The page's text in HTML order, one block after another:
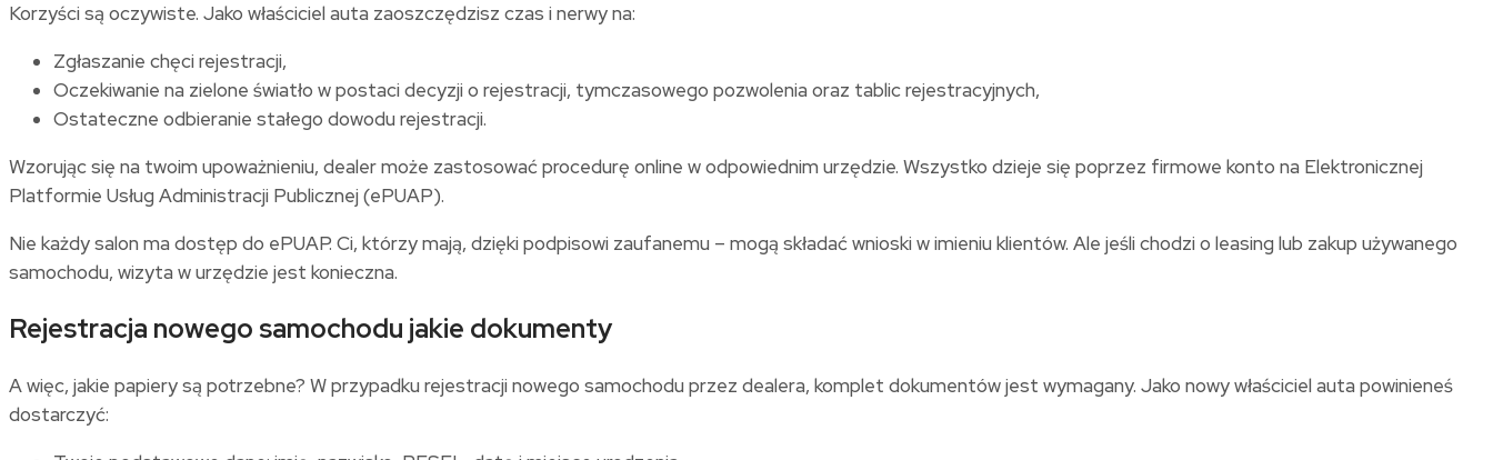
Korzyści są oczywiste. Jako właściciel auta zaoszczędzisz czas i nerwy na:
Zgłaszanie chęci rejestracji,
Oczekiwanie na zielone światło w postaci decyzji o rejestracji, tymczasowego pozwolenia oraz tablic rejestracyjnych,
Ostateczne odbieranie stałego dowodu rejestracji.
Wzorując się na twoim upoważnieniu, dealer może zastosować procedurę online w odpowiednim urzędzie. Wszystko dzieje się poprzez firmowe konto na Elektronicznej
Platformie Usług Administracji Publicznej (ePUAP).
Nie każdy salon ma dostęp do ePUAP. Ci, którzy mają, dzięki podpisowi zaufanemu – mogą składać wnioski w imieniu klientów. Ale jeśli chodzi o leasing lub zakup używanego
samochodu, wizyta w urzędzie jest konieczna.
Rejestracja nowego samochodu jakie dokumenty
A więc, jakie papiery są potrzebne? W przypadku rejestracji nowego samochodu przez dealera, komplet dokumentów jest wymagany. Jako nowy właściciel auta powinieneś
dostarczyć: